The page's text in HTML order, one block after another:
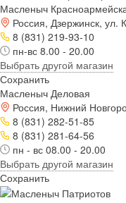
Масленыч
Россия, Дзержинск, ул.
8 (831) 219-93-10
пн-вс 8.00 - 20.00
Выбрать другой магазин
Сохранить
Масленыч Деловая
Россия, Нижний
8 (831) 282-51-85
8 (831) 281-64-56
пн - вс 08.00 - 20.00
Выбрать другой магазин
Сохранить